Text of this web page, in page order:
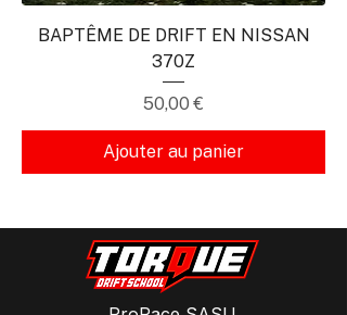
BAPTÊME DE DRIFT EN NISSAN
370Z
Prix
50,00 €
Ajouter au panier